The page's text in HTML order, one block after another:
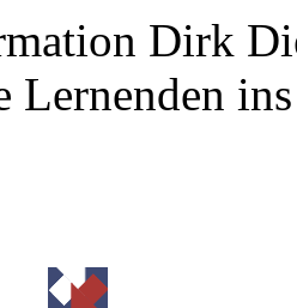
Dirk
Lernenden